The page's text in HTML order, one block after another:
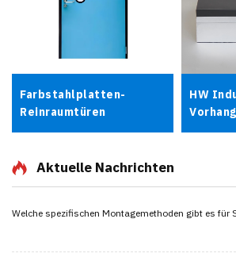
Farbstahlplatten-
Reinraumtüren
HW
Aktuelle Nachrichten
Welche spezifischen Montagemethoden gibt es für